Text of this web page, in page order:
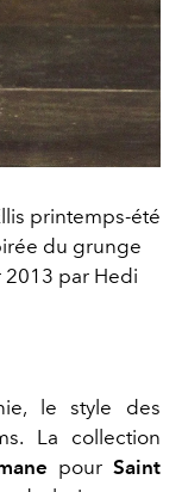
printemps-été
du grunge
2013 par Hedi
le style des
La collection
pour Saint